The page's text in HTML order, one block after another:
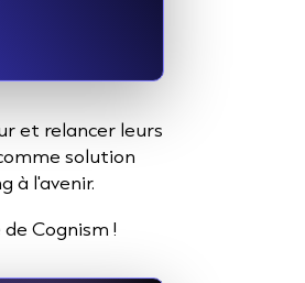
et relancer leurs
solution
à l'avenir.
Cognism !